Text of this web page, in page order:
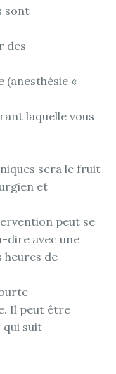
sont
des
«
laquelle vous
sera le fruit
et
peut se
dire avec une
heures de
Il peut être
qui suit